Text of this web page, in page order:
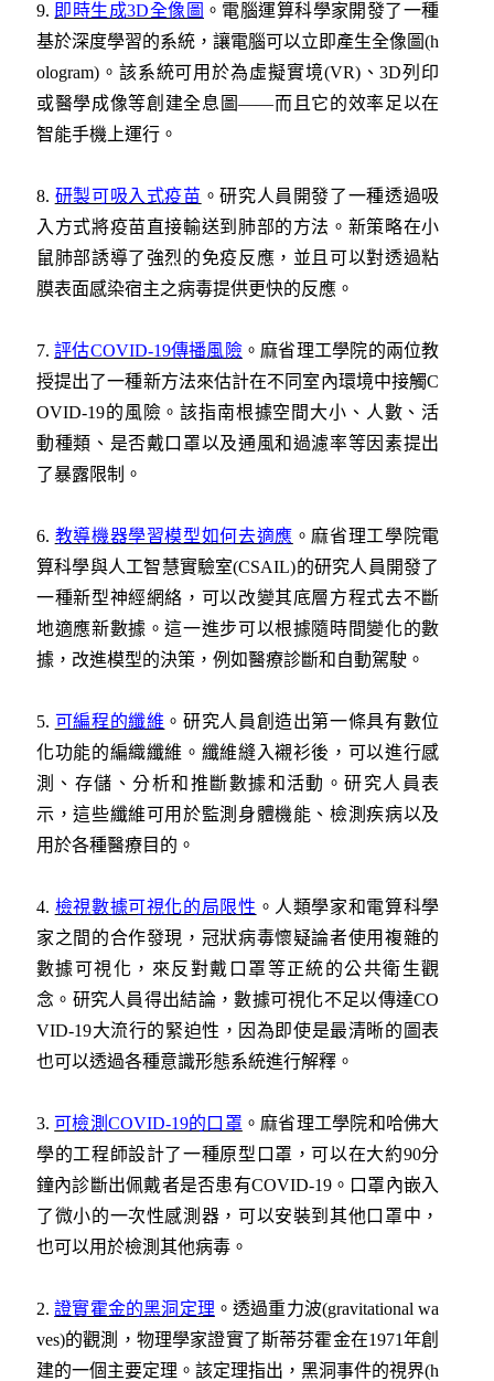
9. 即時生成3D全像圖 。電腦運算科學家開發了一種
基於深度學習的系統，讓電腦可以立即產生全像圖(h
ologram)。該系統可用於為虛擬實境(VR)、3D列印
或醫學成像等創建全息圖——而且它的效率足以在
智能手機上運行。
8. 研製可吸入式疫苗 。研究人員開發了一種透過吸
入方式將疫苗直接輸送到肺部的方法。新策略在小
鼠肺部誘導了強烈的免疫反應，並且可以對透過粘
膜表面感染宿主之病毒提供更快的反應。
7.評估COVID-19傳播風險。麻省理工學院的兩位教
授提出了一種新方法來估計在不同室內環境中接觸C
OVID-19的風險。該指南根據空間大小、人數、活
動種類、是否戴口罩以及通風和過濾率等因素提出
了暴露限制。
6. 教導機器學習模型如何去適應 。麻省理工學院電
算科學與人工智慧實驗室(CSAIL)的研究人員開發了
一種新型神經網絡，可以改變其底層方程式去不斷
地適應新數據。這一進步可以根據隨時間變化的數
據，改進模型的決策，例如醫療診斷和自動駕駛。
5. 可編程的纖維 。研究人員創造出第一條具有數位
化功能的編織纖維。纖維縫入襯衫後，可以進行感
測、存儲、分析和推斷數據和活動。研究人員表
示，這些纖維可用於監測身體機能、檢測疾病以及
用於各種醫療目的。
4. 檢視數據可視化的局限性 。人類學家和電算科學
家之間的合作發現，冠狀病毒懷疑論者使用複雜的
數據可視化，來反對戴口罩等正統的公共衛生觀
念。研究人員得出結論，數據可視化不足以傳達CO
VID-19大流行的緊迫性，因為即使是最清晰的圖表
也可以透過各種意識形態系統進行解釋。
3.可檢測COVID-19的口罩 。麻省理工學院和哈佛大
學的工程師設計了一種原型口罩，可以在大約90分
鐘內診斷出佩戴者是否患有COVID-19。口罩內嵌入
了微小的一次性感測器，可以安裝到其他口罩中，
也可以用於檢測其他病毒。
2.證實霍金的黑洞定理 。透過重力波(gravitational wa
ves)的觀測，物理學家證實了斯蒂芬霍金在1971年創
建的一個主要定理。該定理指出，黑洞事件的視界(h